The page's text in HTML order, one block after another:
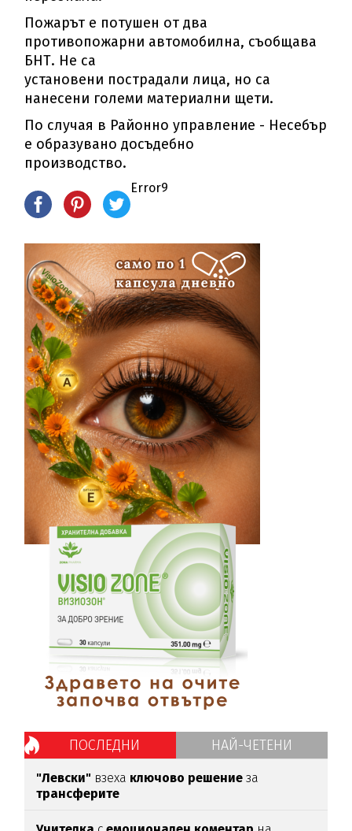
Пожарът е потушен от два
противопожарни автомобилна, съобщава
БНТ. Не са
установени пострадали лица, но са
нанесени големи материални щети.
По случая в Районно управление - Несебър
е образувано досъдебно
производство.
Error9
ПОСЛЕДНИ НАЙ-ЧЕТЕНИ
"Левски" взеха ключово решение за
трансферите